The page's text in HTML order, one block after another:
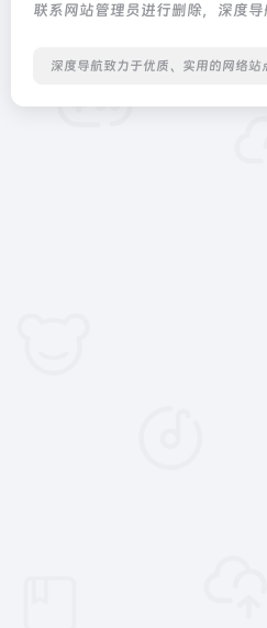
联系网站管理员进行删除，深度导
深度导航致力于优质、实用的网络站